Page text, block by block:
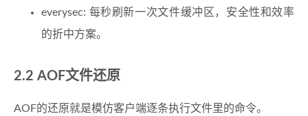
everysec: 每秒刷新一次文件缓冲区，安全性和效率
的折中方案。
AOF文件还原
AOF的还原就是模仿客户端逐条执行文件里的命令。